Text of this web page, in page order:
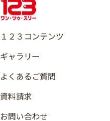
１２３コンテンツ
ギャラリー
よくあるご質問
資料請求
お問い合わせ